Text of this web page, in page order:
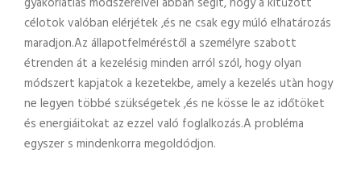
célotok valóban elérjétek ,és ne csak egy múló elhatározás
maradjon.Az állapotfelméréstől a személyre szabott
étrenden át a kezelésig minden arról szól, hogy olyan
módszert kapjatok a kezetekbe, amely a kezelés utàn hogy
ne legyen többé szükségetek ,és ne kösse le az időtöket
és energiáitokat az ezzel való foglalkozás.A probléma
egyszer s mindenkorra megoldódjon.